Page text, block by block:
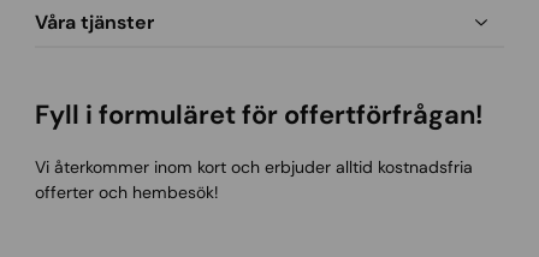
Våra tjänster
Fyll i formuläret för offertförfrågan!
Vi återkommer inom kort och erbjuder alltid kostnadsfria
offerter och hembesök!